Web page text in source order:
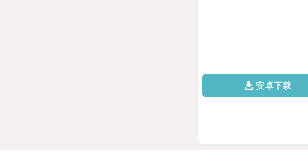
安卓下载